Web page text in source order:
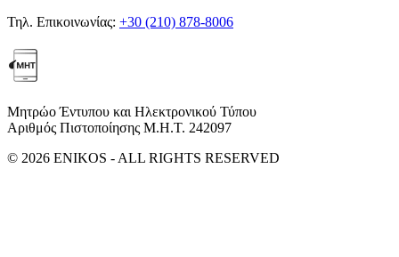
Τηλ. Επικοινωνίας: +30 (210) 878-8006
Μητρώο Έντυπου και Ηλεκτρονικού Τύπου
Αριθμός Πιστοποίησης Μ.Η.Τ. 242097
© 2026 ENIKOS - ALL RIGHTS RESERVED